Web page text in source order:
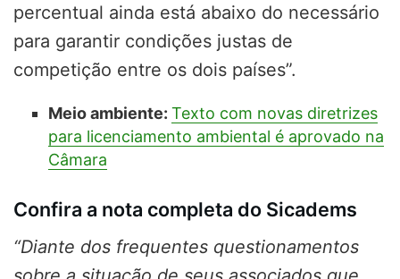
percentual ainda está abaixo do necessário
para garantir condições justas de
competição entre os dois países”.
Meio ambiente: Texto com novas diretrizes
para licenciamento ambiental é aprovado na
Câmara
Confira a nota completa do Sicadems
“Diante dos frequentes questionamentos